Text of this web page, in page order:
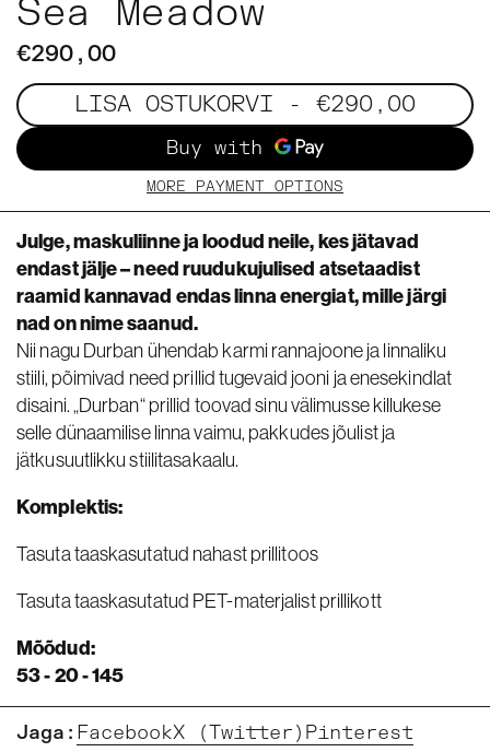
Sea Meadow
€290,00
LISA OSTUKORVI - €290,00
MORE PAYMENT OPTIONS
Julge, maskuliinne ja loodud neile, kes jätavad
endast jälje – need ruudukujulised atsetaadist
raamid kannavad endas linna energiat, mille järgi
nad on nime saanud.
Nii nagu Durban ühendab karmi rannajoone ja linnaliku
stiili, põimivad need prillid tugevaid jooni ja enesekindlat
disaini. „Durban“ prillid toovad sinu välimusse killukese
selle dünaamilise linna vaimu, pakkudes jõulist ja
jätkusuutlikku stiilitasakaalu.
Komplektis:
Tasuta taaskasutatud nahast prillitoos
Tasuta taaskasutatud PET-materjalist prillikott
Mõõdud:
53 - 20 - 145
Jaga: FacebookX (Twitter) Pinterest